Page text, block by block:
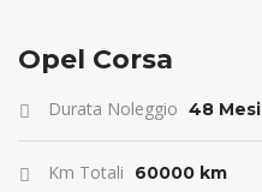
ANTICIPO 0
Opel Corsa
Durata Noleggio 48 Mesi
Km Totali 60000 km